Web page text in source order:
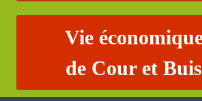
Vie
de Cour et Buis